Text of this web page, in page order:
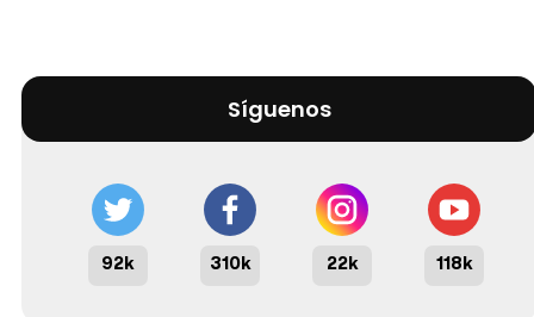
Síguenos
92k 310k 22k 118k